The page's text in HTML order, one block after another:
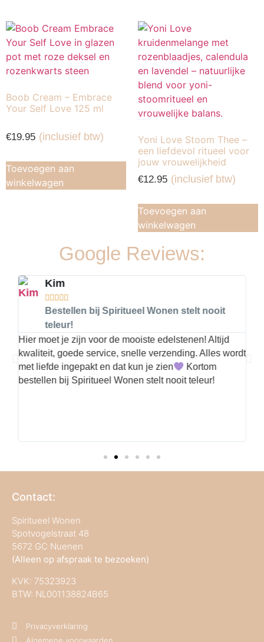
Boob Cream – Embrace
Your Self Love 125 ml
€19.95 (inclusief btw)
Toevoegen aan
winkelwagen
Yoni Love Stoom Thee –
een liefdevol ritueel voor
jouw vrouwelijkheid
€12.95 (inclusief btw)
Toevoegen aan
winkelwagen
Google Reviews:
Kim
    
Bestellen bij Spiritueel Wonen stelt nooit
teleur!
Hier moet je zijn voor de mooiste edelstenen! Altijd
kwaliteit, goede service, snelle verzending. Alles wordt
met liefde ingepakt en dat kun je zien
Kortom
bestellen bij Spiritueel Wonen stelt nooit teleur!
Contact:
Spiritueel Wonen
Spotvogelstraat 48
5672 GC Nuenen
(Alleen op afspraak te bezoeken)
KVK: 75323923
BTW: NL001138824B65
Privacyverklaring